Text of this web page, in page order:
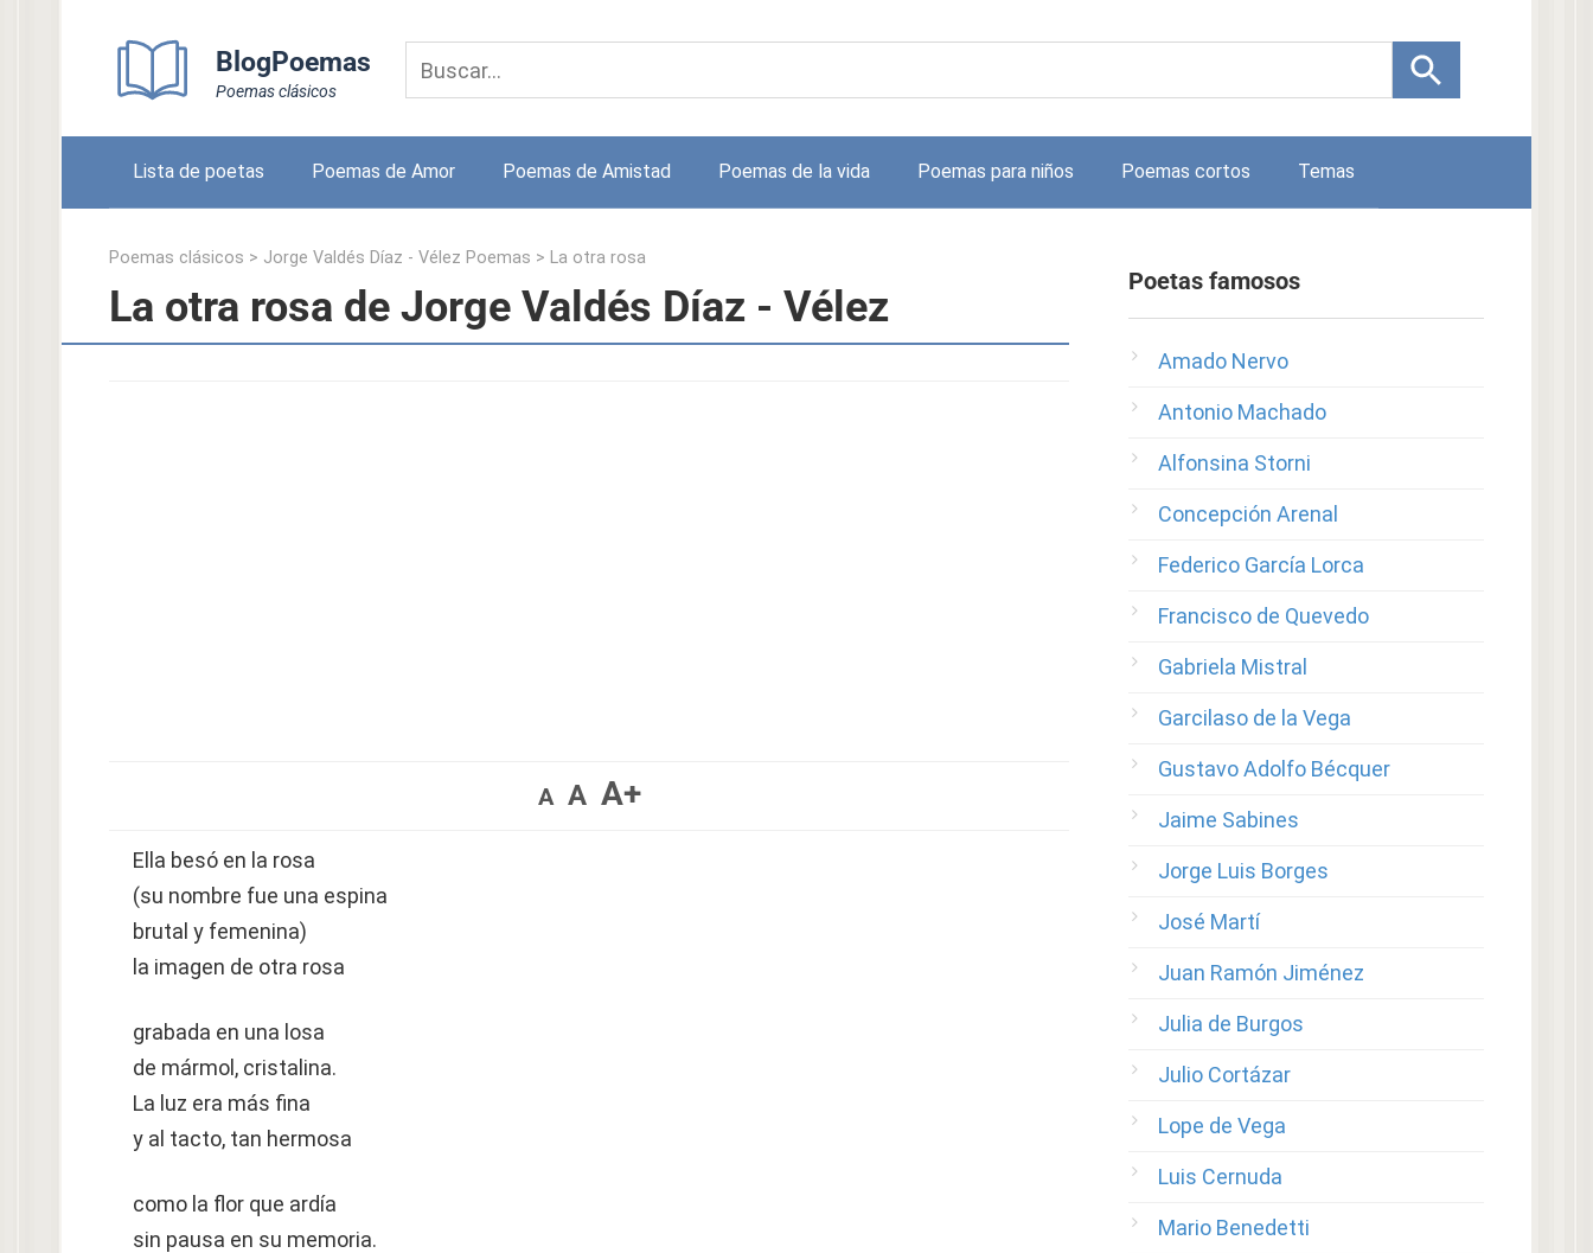
BlogPoemas
Poemas clásicos
Lista de poetas Poemas de Amor Poemas de Amistad Poemas de la vida Poemas para niños Poemas cortos Temas
Poemas clásicos > Jorge Valdés Díaz - Vélez Poemas > La otra rosa
La otra rosa de Jorge Valdés Díaz - Vélez
A A A+
Ella besó en la rosa
(su nombre fue una espina
brutal y femenina)
la imagen de otra rosa
grabada en una losa
de mármol, cristalina.
La luz era más fina
y al tacto, tan hermosa
como la flor que ardía
sin pausa en su memoria.
Poetas famosos
Amado Nervo
Antonio Machado
Alfonsina Storni
Concepción Arenal
Federico García Lorca
Francisco de Quevedo
Gabriela Mistral
Garcilaso de la Vega
Gustavo Adolfo Bécquer
Jaime Sabines
Jorge Luis Borges
José Martí
Juan Ramón Jiménez
Julia de Burgos
Julio Cortázar
Lope de Vega
Luis Cernuda
Mario Benedetti